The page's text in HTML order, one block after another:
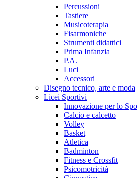
Percussioni
Tastiere
Musicoterapia
Fisarmoniche
Strumenti didattici
Prima Infanzia
P.A.
Luci
Accessori
Disegno tecnico, arte e moda
Licei Sportivi
Innovazione per lo
Calcio e calcetto
Volley
Basket
Atletica
Badminton
Fitness e Crossfit
Psicomotricità